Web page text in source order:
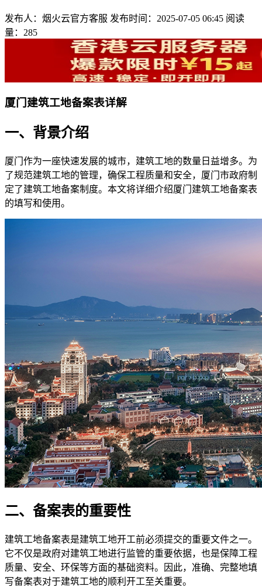
发布人：烟火云官方客服 发布时间：2025-07-05 06:45 阅读
量：285
厦门建筑工地备案表详解
一、背景介绍
厦门作为一座快速发展的城市，建筑工地的数量日益增多。为
了规范建筑工地的管理，确保工程质量和安全，厦门市政府制
定了建筑工地备案制度。本文将详细介绍厦门建筑工地备案表
的填写和使用。
二、备案表的重要性
建筑工地备案表是建筑工地开工前必须提交的重要文件之一。
它不仅是政府对建筑工地进行监管的重要依据，也是保障工程
质量、安全、环保等方面的基础资料。因此，准确、完整地填
写备案表对于建筑工地的顺利开工至关重要。